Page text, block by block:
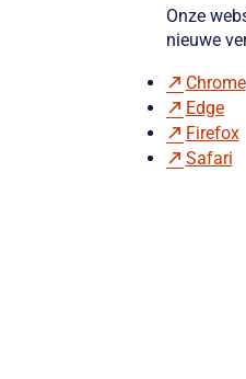
Onze
nieuwe
Chrome
Edge
Firefox
Safari